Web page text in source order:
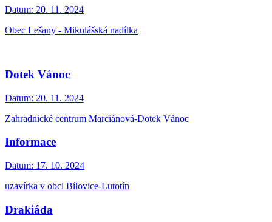
Datum: 20. 11. 2024
Obec Lešany - Mikulášská nadílka
Dotek Vánoc
Datum: 20. 11. 2024
Zahradnické centrum Marciánová-Dotek Vánoc
Informace
Datum: 17. 10. 2024
uzavírka v obci Bílovice-Lutotín
Drakiáda